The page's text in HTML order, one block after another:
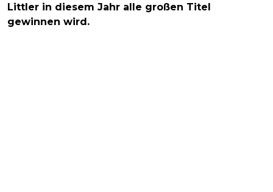
Littler in diesem Jahr alle großen Titel
gewinnen wird.